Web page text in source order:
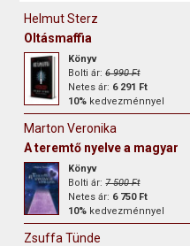
Helmut Sterz
Oltásmaffia
Könyv
Bolti ár:6 990 Ft
Netes ár: 6 291 Ft
10% kedvezménnyel
Marton Veronika
A teremtő nyelve a magyar
Könyv
Bolti ár:7 500 Ft
Netes ár: 6 750 Ft
10% kedvezménnyel
Zsuffa Tünde